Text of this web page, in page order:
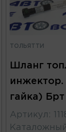
ТОЛЬЯТТИ
Шланг
гайка) Брт
Артикул :